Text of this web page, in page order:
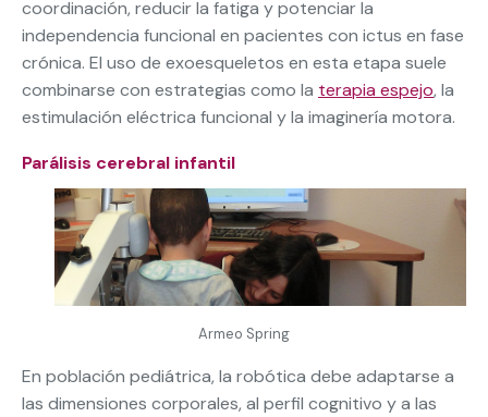
coordinación, reducir la fatiga y potenciar la
independencia funcional en pacientes con ictus en fase
crónica. El uso de exoesqueletos en esta etapa suele
combinarse con estrategias como la terapia espejo, la
estimulación eléctrica funcional y la imaginería motora.
Parálisis cerebral infantil
Armeo Spring
En población pediátrica, la robótica debe adaptarse a
las dimensiones corporales, al perfil cognitivo y a las